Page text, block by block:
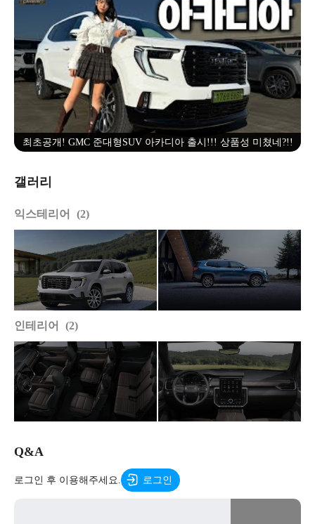
최초공개! GMC 준대형SUV 아카디아 출시!!! 상품성 미쳤네?!!
갤러리
익스테리어 2
인테리어 2
Q&A
로그인 후 이용해주세요. 로그인